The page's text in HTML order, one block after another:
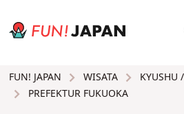
FUN! JAPAN WISATA
KYUSHU
PREFEKTUR FUKUOKA